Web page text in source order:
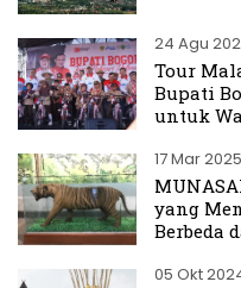
24 Agu
Tour
Bupati
untuk
17 Mar 2025
yang
Berbeda
05 Okt